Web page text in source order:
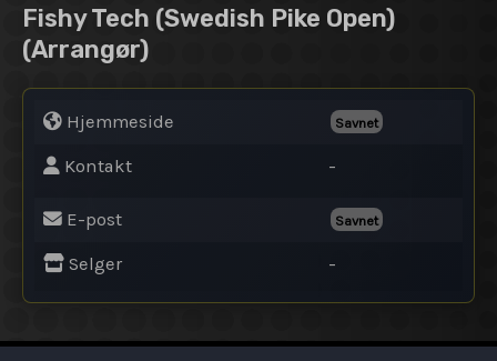
Fishy Tech (Swedish Pike Open)
(Arrangør)
Hjemmeside Savnet
Kontakt -
E-post Savnet
Selger -